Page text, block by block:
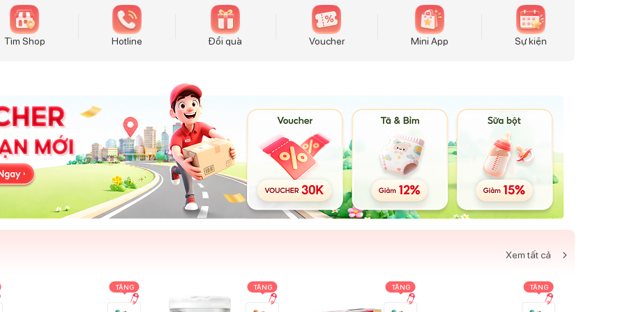
Tìm Shop Hotline Đổi quà Voucher Mini App Sự kiện
Xem tất cả
TẶNG TẶNG TẶNG TẶNG